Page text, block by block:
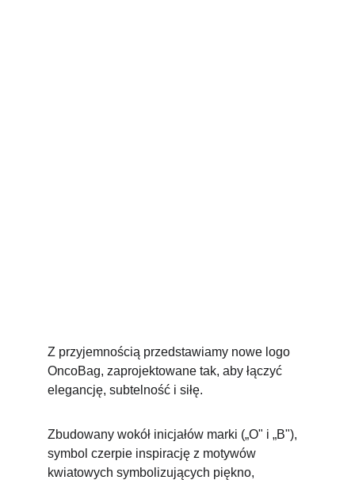
Z przyjemnością przedstawiamy nowe logo
OncoBag, zaprojektowane tak, aby łączyć
elegancję, subtelność i siłę.
Zbudowany wokół inicjałów marki („O" i „B"),
symbol czerpie inspirację z motywów
kwiatowych symbolizujących piękno,